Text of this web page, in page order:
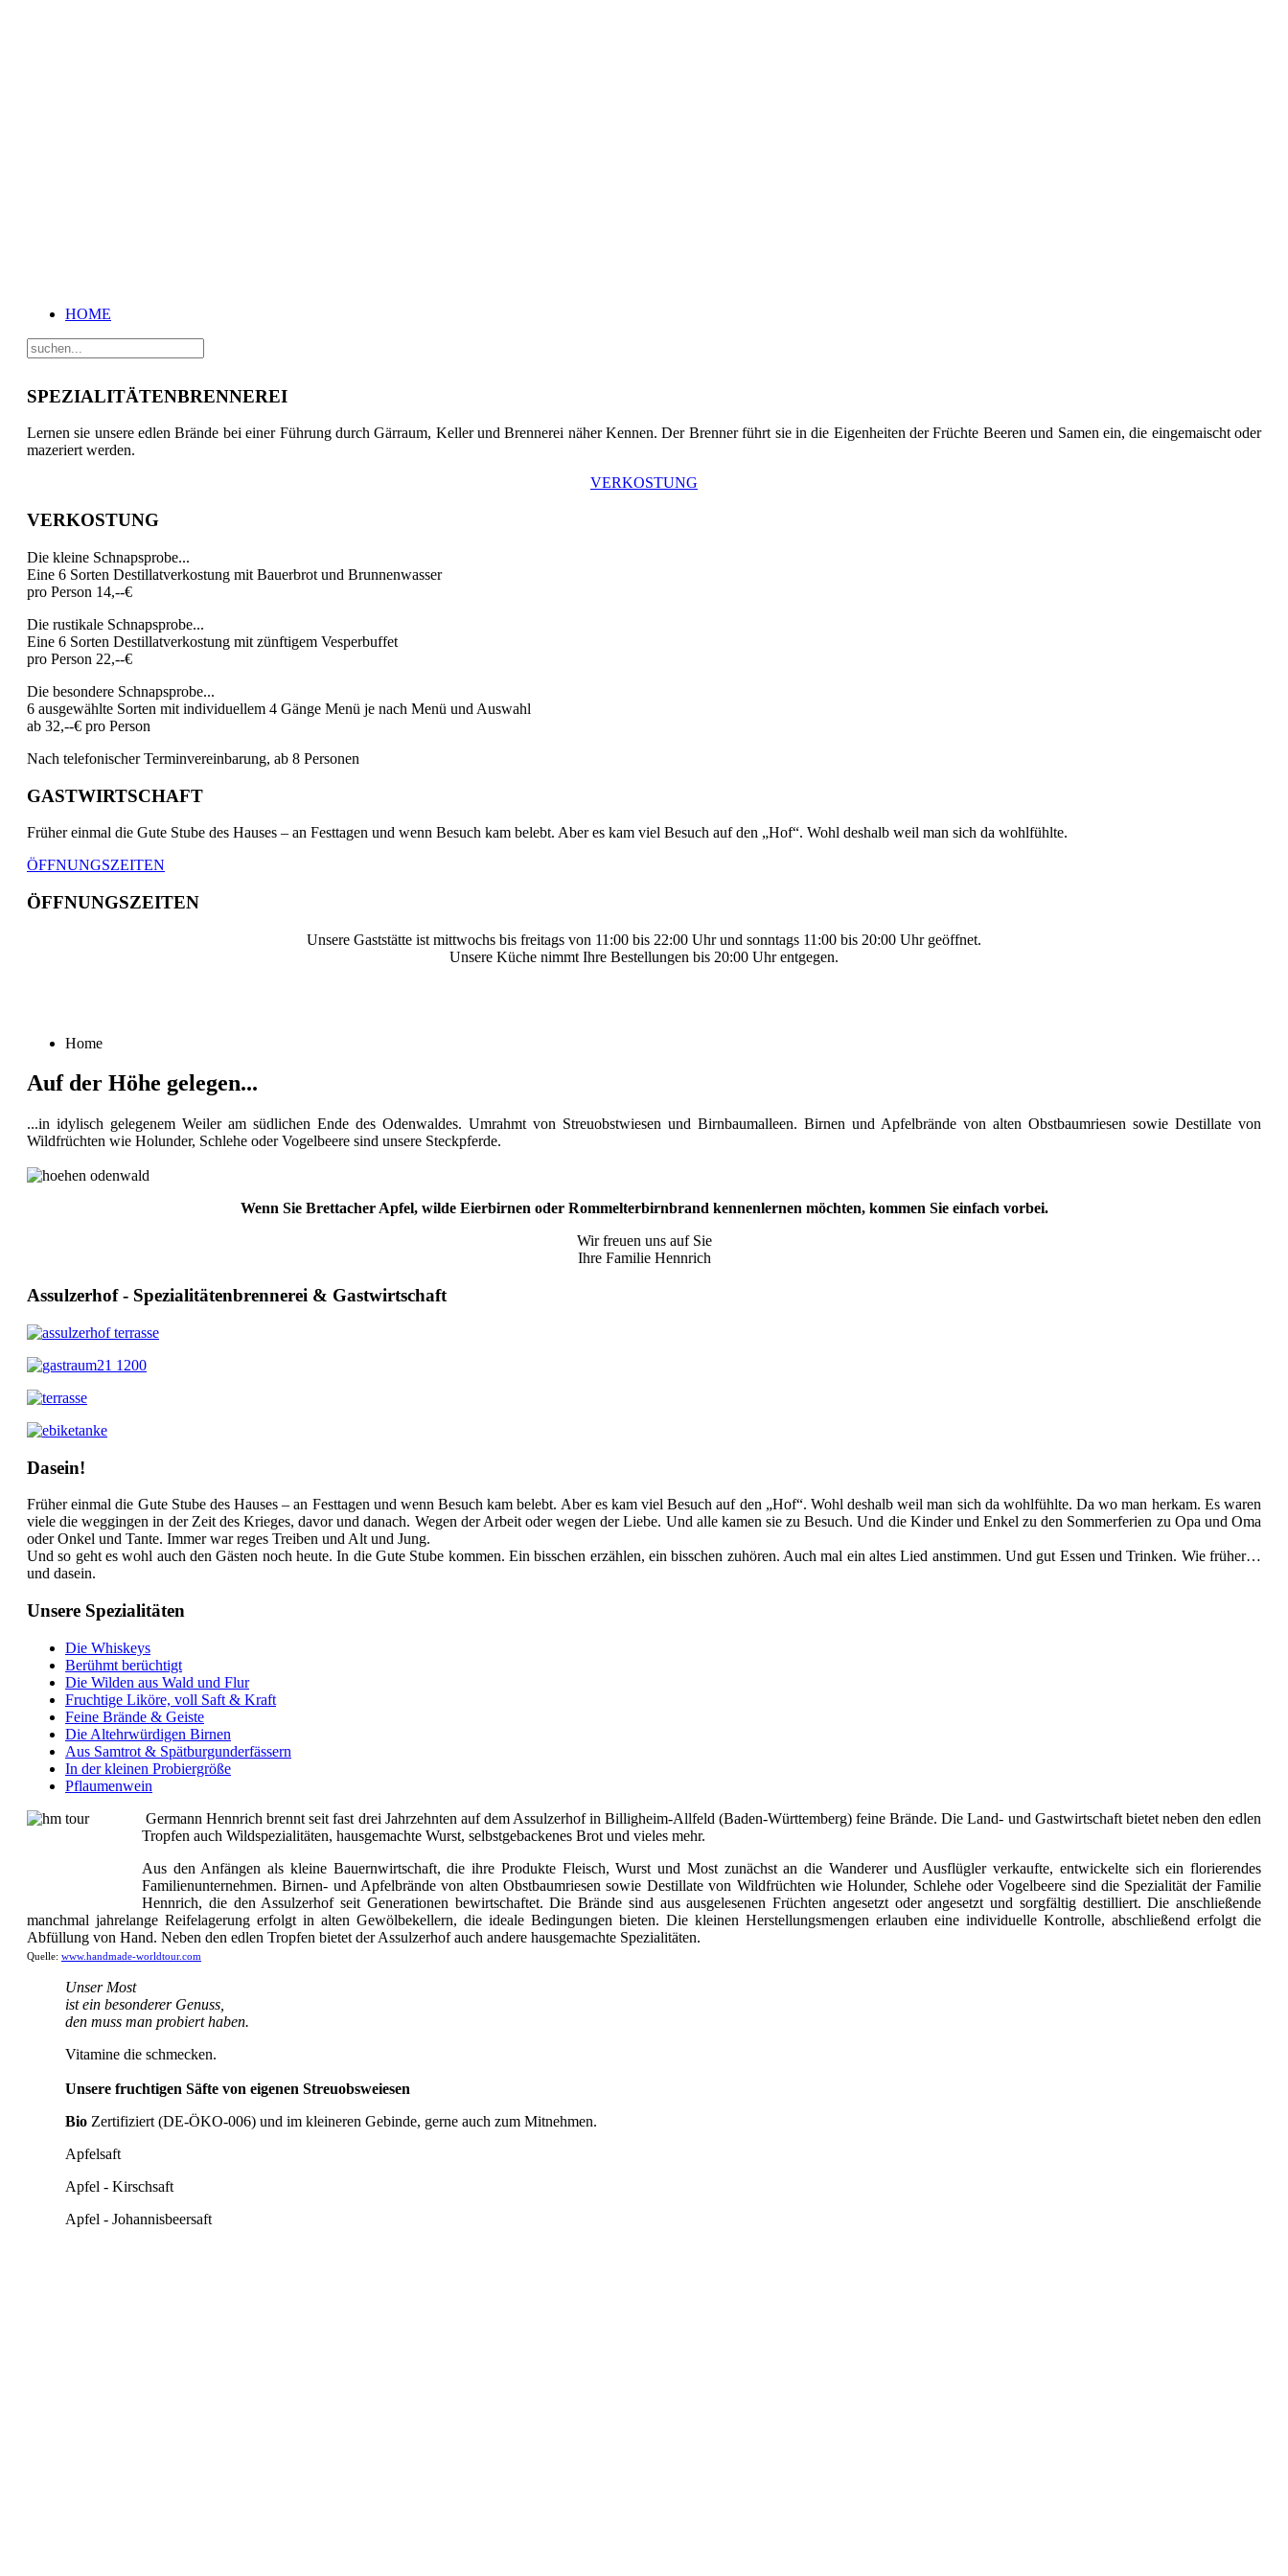
HOME
SPEZIALITÄTENBRENNEREI
Lernen sie unsere edlen Brände bei einer Führung durch Gärraum, Keller und Brennerei näher Kennen. Der Brenner führt sie in die Eigenheiten der Früchte Beeren und Samen ein, die eingemaischt oder
mazeriert werden.
VERKOSTUNG
VERKOSTUNG
Die kleine Schnapsprobe...
Eine 6 Sorten Destillatverkostung mit Bauerbrot und Brunnenwasser
pro Person 14,--€
Die rustikale Schnapsprobe...
Eine 6 Sorten Destillatverkostung mit zünftigem Vesperbuffet
pro Person 22,--€
Die besondere Schnapsprobe...
6 ausgewählte Sorten mit individuellem 4 Gänge Menü je nach Menü und Auswahl
ab 32,--€ pro Person
Nach telefonischer Terminvereinbarung, ab 8 Personen
GASTWIRTSCHAFT
Früher einmal die Gute Stube des Hauses – an Festtagen und wenn Besuch kam belebt. Aber es kam viel Besuch auf den „Hof“. Wohl deshalb weil man sich da wohlfühlte.
ÖFFNUNGSZEITEN
ÖFFNUNGSZEITEN
Unsere Gaststätte ist mittwochs bis freitags von 11:00 bis 22:00 Uhr und sonntags 11:00 bis 20:00 Uhr geöffnet.
Unsere Küche nimmt Ihre Bestellungen bis 20:00 Uhr entgegen.
Home
Auf der Höhe gelegen...
...in idylisch gelegenem Weiler am südlichen Ende des Odenwaldes. Umrahmt von Streuobstwiesen und Birnbaumalleen. Birnen und Apfelbrände von alten Obstbaumriesen sowie Destillate von
Wildfrüchten wie Holunder, Schlehe oder Vogelbeere sind unsere Steckpferde.
Wenn Sie Brettacher Apfel, wilde Eierbirnen oder Rommelterbirnbrand kennenlernen möchten, kommen Sie einfach vorbei.
Wir freuen uns auf Sie
Ihre Familie Hennrich
Assulzerhof - Spezialitätenbrennerei & Gastwirtschaft
Dasein!
Früher einmal die Gute Stube des Hauses – an Festtagen und wenn Besuch kam belebt. Aber es kam viel Besuch auf den „Hof“. Wohl deshalb weil man sich da wohlfühlte. Da wo man herkam. Es waren
viele die weggingen in der Zeit des Krieges, davor und danach. Wegen der Arbeit oder wegen der Liebe. Und alle kamen sie zu Besuch. Und die Kinder und Enkel zu den Sommerferien zu Opa und Oma
oder Onkel und Tante. Immer war reges Treiben und Alt und Jung.
Und so geht es wohl auch den Gästen noch heute. In die Gute Stube kommen. Ein bisschen erzählen, ein bisschen zuhören. Auch mal ein altes Lied anstimmen. Und gut Essen und Trinken. Wie früher…
und dasein.
Unsere Spezialitäten
Die Whiskeys
Berühmt berüchtigt
Die Wilden aus Wald und Flur
Fruchtige Liköre, voll Saft & Kraft
Feine Brände & Geiste
Die Altehrwürdigen Birnen
Aus Samtrot & Spätburgunderfässern
In der kleinen Probiergröße
Pflaumenwein
Germann Hennrich brennt seit fast drei Jahrzehnten auf dem Assulzerhof in Billigheim-Allfeld (Baden-Württemberg) feine Brände. Die Land- und Gastwirtschaft bietet neben den edlen
Tropfen auch Wildspezialitäten, hausgemachte Wurst, selbstgebackenes Brot und vieles mehr.
Aus den Anfängen als kleine Bauernwirtschaft, die ihre Produkte Fleisch, Wurst und Most zunächst an die Wanderer und Ausflügler verkaufte, entwickelte sich ein florierendes
Familienunternehmen. Birnen- und Apfelbrände von alten Obstbaumriesen sowie Destillate von Wildfrüchten wie Holunder, Schlehe oder Vogelbeere sind die Spezialität der Familie
Hennrich, die den Assulzerhof seit Generationen bewirtschaftet. Die Brände sind aus ausgelesenen Früchten angesetzt oder angesetzt und sorgfältig destilliert. Die anschließende
manchmal jahrelange Reifelagerung erfolgt in alten Gewölbekellern, die ideale Bedingungen bieten. Die kleinen Herstellungsmengen erlauben eine individuelle Kontrolle, abschließend erfolgt die
Abfüllung von Hand. Neben den edlen Tropfen bietet der Assulzerhof auch andere hausgemachte Spezialitäten.
Quelle: www.handmade-worldtour.com
Unser Most
ist ein besonderer Genuss,
den muss man probiert haben.
Vitamine die schmecken.
Unsere fruchtigen Säfte von eigenen Streuobsweiesen
Bio Zertifiziert (DE-ÖKO-006) und im kleineren Gebinde, gerne auch zum Mitnehmen.
Apfelsaft
Apfel - Kirschsaft
Apfel - Johannisbeersaft